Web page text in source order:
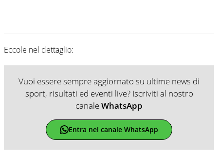
Eccole nel dettaglio:
Vuoi essere sempre aggiornato su ultime news di
sport, risultati ed eventi live? Iscriviti al nostro
canaleWhatsApp
Entra nel canale WhatsApp